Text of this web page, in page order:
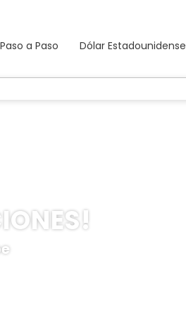
Paso a Paso Dólar Estadounidense